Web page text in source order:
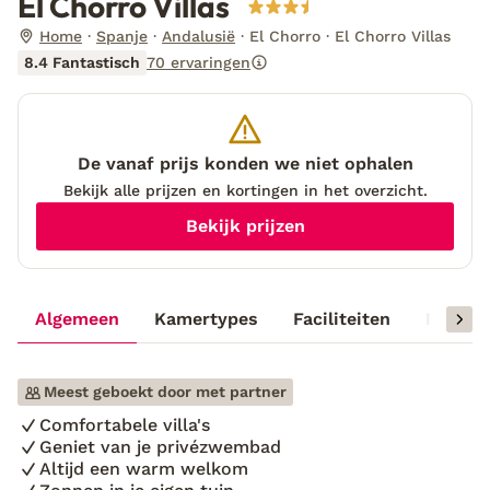
Home Spanje Andalusië El Chorro
El Chorro Villas
8.4 Fantastisch 70 ervaringen
Algemeen Kamertypes Faciliteiten
Meest geboekt door met partner
Comfortabele villa's
Geniet van je privézwembad
Altijd een warm welkom
De vanaf prijs konden we niet ophalen
Bekijk alle prijzen en kortingen in het overzicht.
Bekijk prijzen